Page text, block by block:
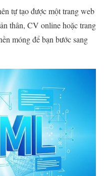
tự tạo được một trang web
thân, CV online hoặc trang
móng để bạn bước sang